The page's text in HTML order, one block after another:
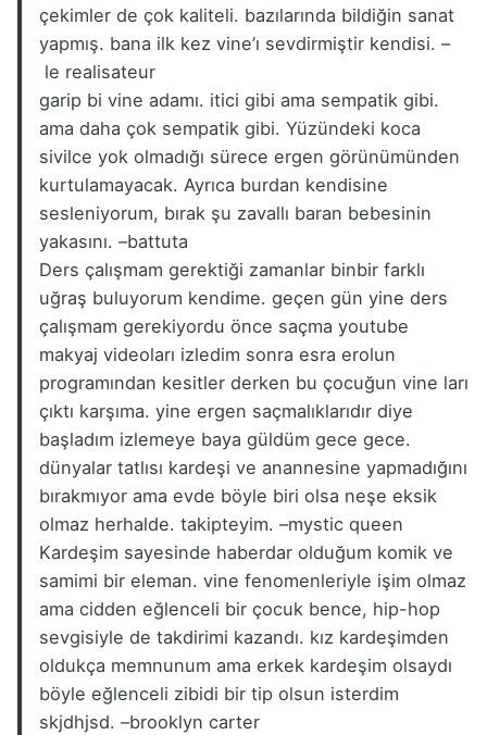
çekimler de çok kaliteli. bazılarında bildiğin sanat
yapmış. bana ilk kez vine’ı sevdirmiştir kendisi. –
le realisateur
garip bi vine adamı. itici gibi ama sempatik gibi.
ama daha çok sempatik gibi. Yüzündeki koca
sivilce yok olmadığı sürece ergen görünümünden
kurtulamayacak. Ayrıca burdan kendisine
sesleniyorum, bırak şu zavallı baran bebesinin
yakasını. –battuta
Ders çalışmam gerektiği zamanlar binbir farklı
uğraş buluyorum kendime. geçen gün yine ders
çalışmam gerekiyordu önce saçma youtube
makyaj videoları izledim sonra esra erolun
programından kesitler derken bu çocuğun vine ları
çıktı karşıma. yine ergen saçmalıklarıdır diye
başladım izlemeye baya güldüm gece gece.
dünyalar tatlısı kardeşi ve anannesine yapmadığını
bırakmıyor ama evde böyle biri olsa neşe eksik
olmaz herhalde. takipteyim. –mystic queen
Kardeşim sayesinde haberdar olduğum komik ve
samimi bir eleman. vine fenomenleriyle işim olmaz
ama cidden eğlenceli bir çocuk bence, hip-hop
sevgisiyle de takdirimi kazandı. kız kardeşimden
oldukça memnunum ama erkek kardeşim olsaydı
böyle eğlenceli zibidi bir tip olsun isterdim
skjdhjsd. –brooklyn carter